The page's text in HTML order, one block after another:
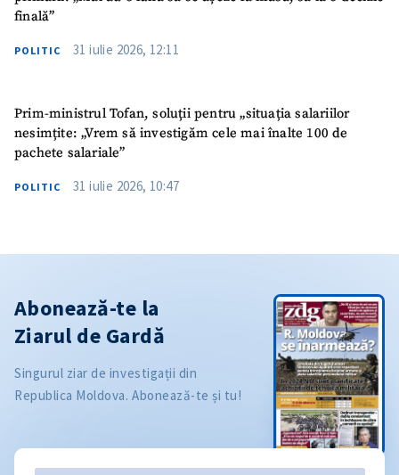
finală”
POLITIC 31 iulie 2026, 12:11
Prim-ministrul Tofan, soluții pentru „situația salariilor
nesimțite: „Vrem să investigăm cele mai înalte 100 de
pachete salariale”
POLITIC 31 iulie 2026, 10:47
Abonează-te la
Ziarul de Gardă
Singurul ziar de investigații din
Republica Moldova. Abonează-te și tu!